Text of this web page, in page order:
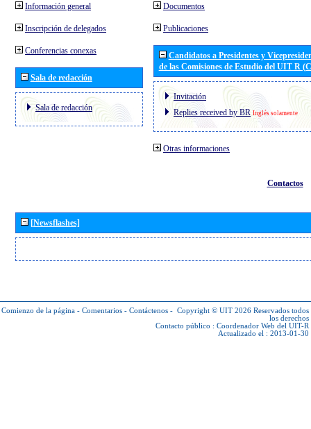
Información general
Inscripción de delegados
Conferencias conexas
Sala de redacción
Sala de redacción
Documentos
Publicaciones
Candidatos a Presidentes y
de las Comisiones de Estudio del UIT R
Invitación
Replies received by BR Inglés solamente
Otras informaciones
Contactos
[Newsflashes]
Comienzo de la página - Comentarios - Contáctenos - Copyright © UIT 2026 Reservados todos
los derechos
Contacto público : Coordenador Web del UIT-R
Actualizado el : 2013-01-30